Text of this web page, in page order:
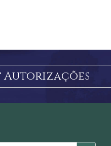
Autorizações